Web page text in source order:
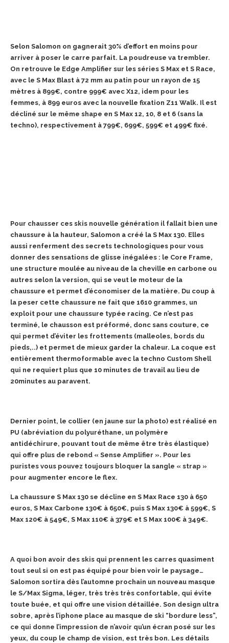
Selon Salomon on gagnerait 30% d’effort en moins pour
arriver à poser le carre parfait. La poudreuse va trembler.
On retrouve le Edge Amplifier sur les séries S Max et S Race,
avec le S Max Blast à 72 mm au patin pour un rayon de 15
mètres à 899€, contre 999€ avec X12, idem pour les
femmes, à 899 euros avec la nouvelle fixation Z11 Walk. Il est
décliné sur le même shape en S Max 12, 10, 8 et 6 (sans la
techno), respectivement à 799€, 699€, 599€ et 499€ fixé.
Pour chausser ces skis nouvelle génération il fallait bien une
chaussure à la hauteur, Salomon a créé la S Max 130. Elles
aussi renferment des secrets technologiques pour vous
donner des sensations de glisse inégalées : le Core Frame,
une structure moulée au niveau de la cheville en carbone ou
autres selon la version, qui se veut le moteur de la
chaussure et permet d’économiser de la matière. Du coup à
la peser cette chaussure ne fait que 1610 grammes, un
exploit pour une chaussure typée racing. Ce n’est pas
terminé, le chausson est préformé, donc sans couture, ce
qui permet d’éviter les frottements (malleoles, bords du
pieds,..) et permet de mieux garder la chaleur. La coque est
entièrement thermoformable avec la techno Custom Shell
qui ne requiert plus que 10 minutes de travail au lieu de
20minutes au paravent.
Dernier point, le collier (en jaune sur la photo) est réalisé en
PU (abréviation du polyuréthane, un polymère
antidéchirure, pouvant tout de même être très élastique)
qui offre plus de rebond « Sense Amplifier ». Pour les
puristes vous pouvez toujours bloquer la sangle « strap »
pour augmenter encore le flex.
La chaussure S Max 130 se décline en S Max Race 130 à 650
euros, S Max Carbone 130€ à 650€, puis S Max 130€ à 599€, S
Max 120€ à 549€, S Max 110€ à 379€ et S Max 100€ à 349€.
A quoi bon avoir des skis qui prennent les carres quasiment
tout seul si on est pas équipé pour bien voir le paysage…
Salomon sortira dès l’automne prochain un nouveau masque
le S/Max Sigma, léger, très très très confortable, qui évite
toute buée, et qui offre une vision détaillée. Son design ultra
sobre, après l’iphone place au masque de ski “bordure less”,
ce qui donne l’impression de n’avoir qu’un écran posé sur les
yeux, du coup le champ de vision, est très bon. Les détails